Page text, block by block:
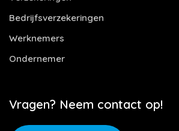
Bedrijfsverzekeringen
Werknemers
Ondernemer
Vragen? Neem contact op!